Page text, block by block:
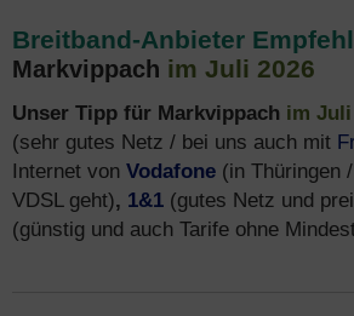
Breitband-Anbieter
Markvippach im Juli 2026
Unser Tipp für Markvippach im Juli
(sehr gutes Netz / bei uns auch mit
Internet von Vodafone (in Thüringen
VDSL geht), 1&1 (gutes Netz und
(günstig und auch Tarife ohne